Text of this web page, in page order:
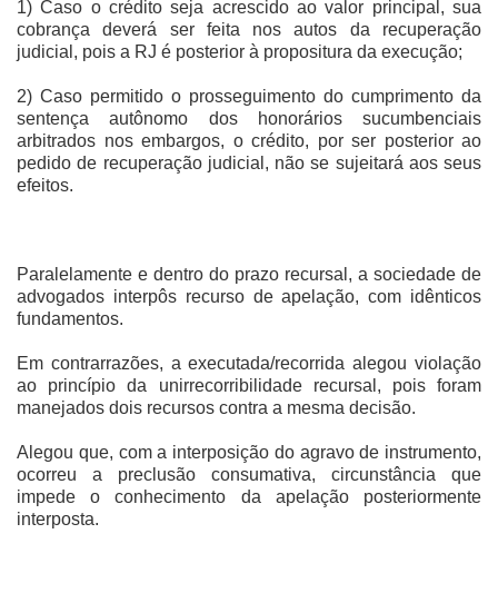
1) Caso o crédito seja acrescido ao valor principal, sua
cobrança deverá ser feita nos autos da recuperação
judicial, pois a RJ é posterior à propositura da execução;
2) Caso permitido o prosseguimento do cumprimento da
sentença autônomo dos honorários sucumbenciais
arbitrados nos embargos, o crédito, por ser posterior ao
pedido de recuperação judicial, não se sujeitará aos seus
efeitos.
Paralelamente e dentro do prazo recursal, a sociedade de
advogados interpôs recurso de apelação, com idênticos
fundamentos.
Em contrarrazões, a executada/recorrida alegou violação
ao princípio da unirrecorribilidade recursal, pois foram
manejados dois recursos contra a mesma decisão.
Alegou que, com a interposição do agravo de instrumento,
ocorreu a preclusão consumativa, circunstância que
impede o conhecimento da apelação posteriormente
interposta.